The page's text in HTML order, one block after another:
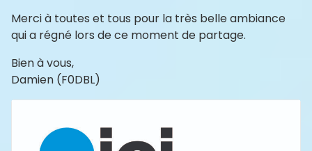
Merci à toutes et tous pour la très belle ambiance
qui a régné lors de ce moment de partage.
Bien à vous,
Damien (F0DBL)